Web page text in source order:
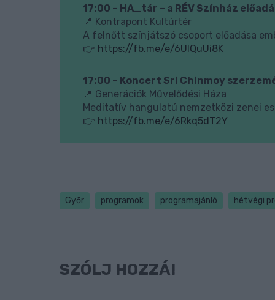
17:00 – HA_tár – a RÉV Színház
📍 Kontrapont Kultúrtér
A felnőtt színjátszó csoport előadása
👉 https://fb.me/e/6UIQuUi8K
17:00 – Koncert Sri Chinmoy
📍 Generációk Művelődési Háza
Meditatív hangulatú nemzetközi zenei
👉 https://fb.me/e/6Rkq5dT2Y
Győr programok programajánló hétvégi
SZÓLJ HOZZÁ!